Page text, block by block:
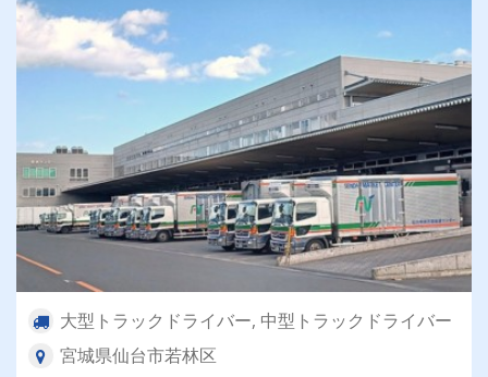
大型トラックドライバー, 中型トラックドライバー
宮城県仙台市若林区